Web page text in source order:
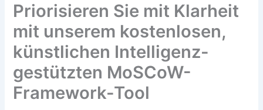
Priorisieren Sie mit Klarheit
mit unserem kostenlosen,
künstlichen Intelligenz-
gestützten MoSCoW-
Framework-Tool